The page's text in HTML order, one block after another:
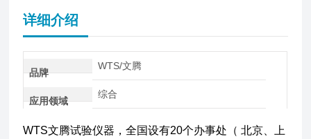
详细介绍
品牌
WTS/文腾
应用领域
综合
WTS文腾试验仪器，全国设有20个办事处（ 北京、上